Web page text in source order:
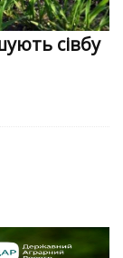
сівбу